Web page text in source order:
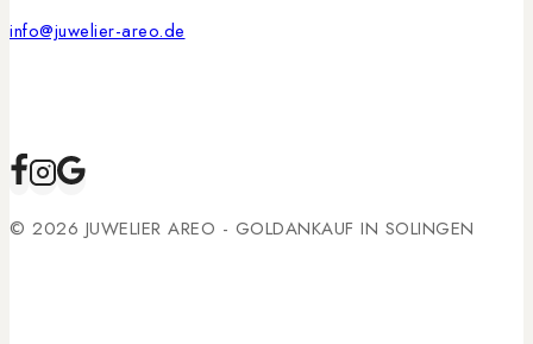
info@juwelier-areo.de
© 2026 JUWELIER AREO - GOLDANKAUF IN SOLINGEN